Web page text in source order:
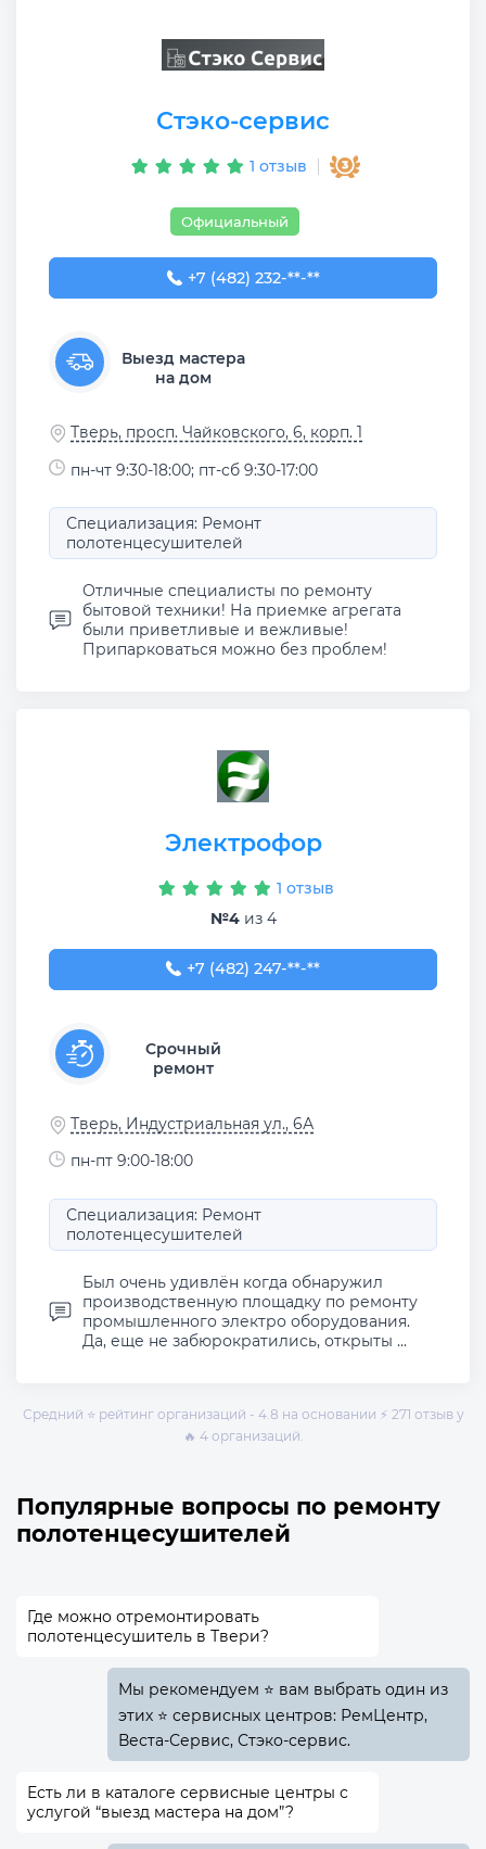
Стэко-сервис
1 отзыв
Официальный
+7 (482) 232-00-23
+7 (482) 232-**-**
Выезд мастера
на дом
Тверь, просп. Чайковского, 6, корп. 1
пн-чт 9:30-18:00; пт-сб 9:30-17:00
Специализация: Ремонт
полотенцесушителей
Отличные специалисты по ремонту
бытовой техники! На приемке агрегата
были приветливые и вежливые!
Припарковаться можно без проблем!
Электрофор
1 отзыв
№4из 4
+7 (482) 247-58-12
+7 (482) 247-**-**
Срочный
ремонт
Тверь, Индустриальная ул., 6А
пн-пт 9:00-18:00
Специализация: Ремонт
полотенцесушителей
Был очень удивлён когда обнаружил
производственную площадку по ремонту
промышленного электро оборудования.
Да, еще не забюрократились, открыты ...
Средний ⭐ рейтинг организаций - 4.8 на основании ⚡ 271 отзыв у
🔥 4 организаций.
Популярные вопросы по ремонту
полотенцесушителей
Где можно отремонтировать
полотенцесушитель в Твери?
Мы рекомендуем ⭐ вам выбрать один из
этих ⭐ сервисных центров: РемЦентр,
Веста-Сервис, Стэко-сервис.
Есть ли в каталоге сервисные центры с
услугой “выезд мастера на дом”?